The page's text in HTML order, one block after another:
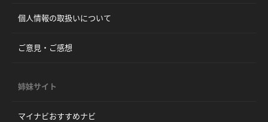
個人情報の取扱いについて
ご意見・ご感想
姉妹サイト
マイナビおすすめナビ